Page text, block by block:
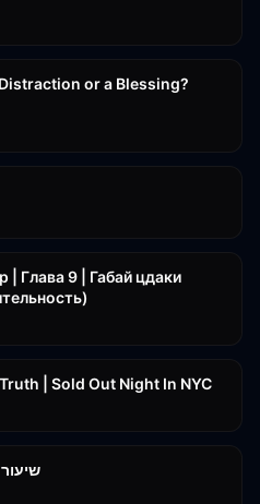
or a Blessing?
| Глава 9 | Габай цдаки
| Sold Out Night In NYC